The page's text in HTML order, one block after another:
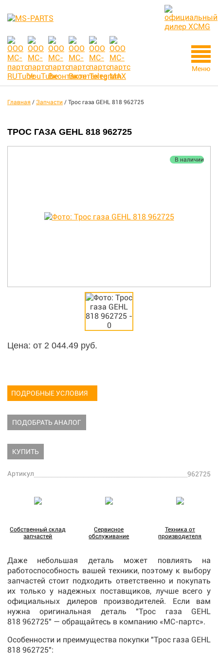
Меню
Главная / Запчасти / Трос газа GEHL 818 962725
ТРОС ГАЗА GEHL 818 962725
В наличии
Цена: от 2 044.49 руб.
ПОДРОБНЫЕ УСЛОВИЯ
ПОДОБРАТЬ АНАЛОГ
КУПИТЬ
Артикул 962725
Собственный склад
запчастей
Сервисное
обслуживание
Техника от
производителя
Даже небольшая деталь может повлиять на
работоспособность вашей техники, поэтому к выбору
запчастей стоит подходить ответственно и покупать
их только у надежных поставщиков, лучше всего у
официальных дилеров производителей. Если вам
нужна оригинальная деталь "Трос газа GEHL
818 962725" — обращайтесь в компанию «МС-партс».
Особенности и преимущества покупки "Трос газа GEHL
818 962725":